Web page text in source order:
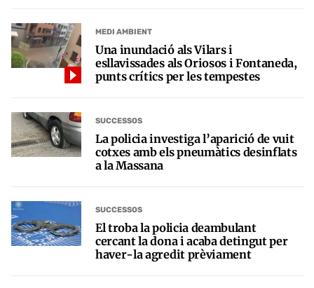
MEDI AMBIENT
Una inundació als Vilars i
esllavissades als Oriosos i Fontaneda,
punts crítics per les tempestes
SUCCESSOS
La policia investiga l’aparició de vuit
cotxes amb els pneumàtics desinflats
a la Massana
SUCCESSOS
El troba la policia deambulant
cercant la dona i acaba detingut per
haver-la agredit prèviament